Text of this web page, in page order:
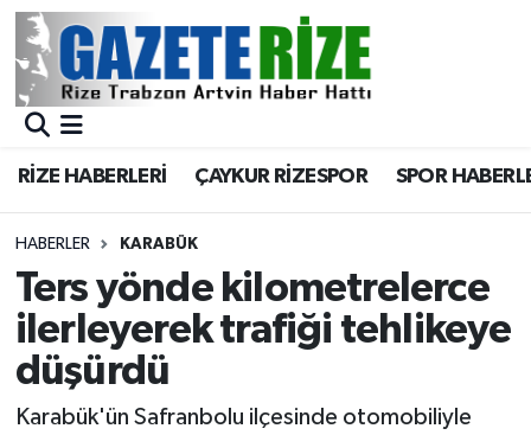
RİZE HABERLERİ ÇAYKUR RİZESPOR SPOR
HABERLER KARABÜK
Ters yönde kilometrelerce
ilerleyerek trafiği tehlikeye
düşürdü
Karabük'ün Safranbolu ilçesinde otomobiliyle
BÖLGEMİZ
Asayiş
Rize Jandarma Komutanlığı
Bilim Teknoloji
Bölge
Merkez Nöbetçi Eczaneler
Merkez Trafik Yoğunluk Haritası
Süper Lig Puan Durumu ve Fikstür
Tüm Manşetler
Son Dakika Haberleri